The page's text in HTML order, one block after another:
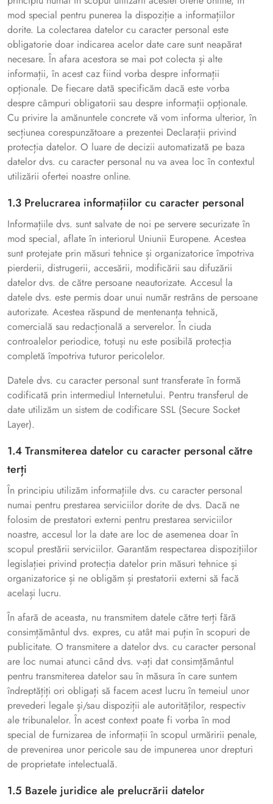
mod special pentru punerea la dispoziție a informațiilor
dorite. La colectarea datelor cu caracter personal este
obligatorie doar indicarea acelor date care sunt neapărat
necesare. În afara acestora se mai pot colecta și alte
informații, în acest caz fiind vorba despre informații
opționale. De fiecare dată specificăm dacă este vorba
despre câmpuri obligatorii sau despre informații opționale.
Cu privire la amănuntele concrete vă vom informa ulterior, în
secțiunea corespunzătoare a prezentei Declarații privind
protecția datelor. O luare de decizii automatizată pe baza
datelor dvs. cu caracter personal nu va avea loc în contextul
utilizării ofertei noastre online.
1.3 Prelucrarea informațiilor cu caracter personal
Informațiile dvs. sunt salvate de noi pe servere securizate în
mod special, aflate în interiorul Uniunii Europene. Acestea
sunt protejate prin măsuri tehnice și organizatorice împotriva
pierderii, distrugerii, accesării, modificării sau difuzării
datelor dvs. de către persoane neautorizate. Accesul la
datele dvs. este permis doar unui număr restrâns de persoane
autorizate. Acestea răspund de mentenanța tehnică,
comercială sau redacțională a serverelor. În ciuda
controalelor periodice, totuși nu este posibilă protecția
completă împotriva tuturor pericolelor.
Datele dvs. cu caracter personal sunt transferate în formă
codificată prin intermediul Internetului. Pentru transferul de
date utilizăm un sistem de codificare SSL (Secure Socket
Layer).
1.4 Transmiterea datelor cu caracter personal către
terți
În principiu utilizăm informațiile dvs. cu caracter personal
numai pentru prestarea serviciilor dorite de dvs. Dacă ne
folosim de prestatori externi pentru prestarea serviciilor
noastre, accesul lor la date are loc de asemenea doar în
scopul prestării serviciilor. Garantăm respectarea dispozițiilor
legislației privind protecția datelor prin măsuri tehnice și
organizatorice și ne obligăm și prestatorii externi să facă
același lucru.
În afară de aceasta, nu transmitem datele către terți fără
consimțământul dvs. expres, cu atât mai puțin în scopuri de
publicitate. O transmitere a datelor dvs. cu caracter personal
are loc numai atunci când dvs. v-ați dat consimțământul
pentru transmiterea datelor sau în măsura în care suntem
îndreptățiți ori obligați să facem acest lucru în temeiul unor
prevederi legale și/sau dispoziții ale autorităților, respectiv
ale tribunalelor. În acest context poate fi vorba în mod
special de furnizarea de informații în scopul urmăririi penale,
de prevenirea unor pericole sau de impunerea unor drepturi
de proprietate intelectuală.
1.5 Bazele juridice ale prelucrării datelor